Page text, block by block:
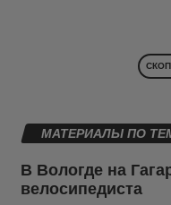
МАТЕРИАЛЫ ПО
В Вологде на
велосипедиста